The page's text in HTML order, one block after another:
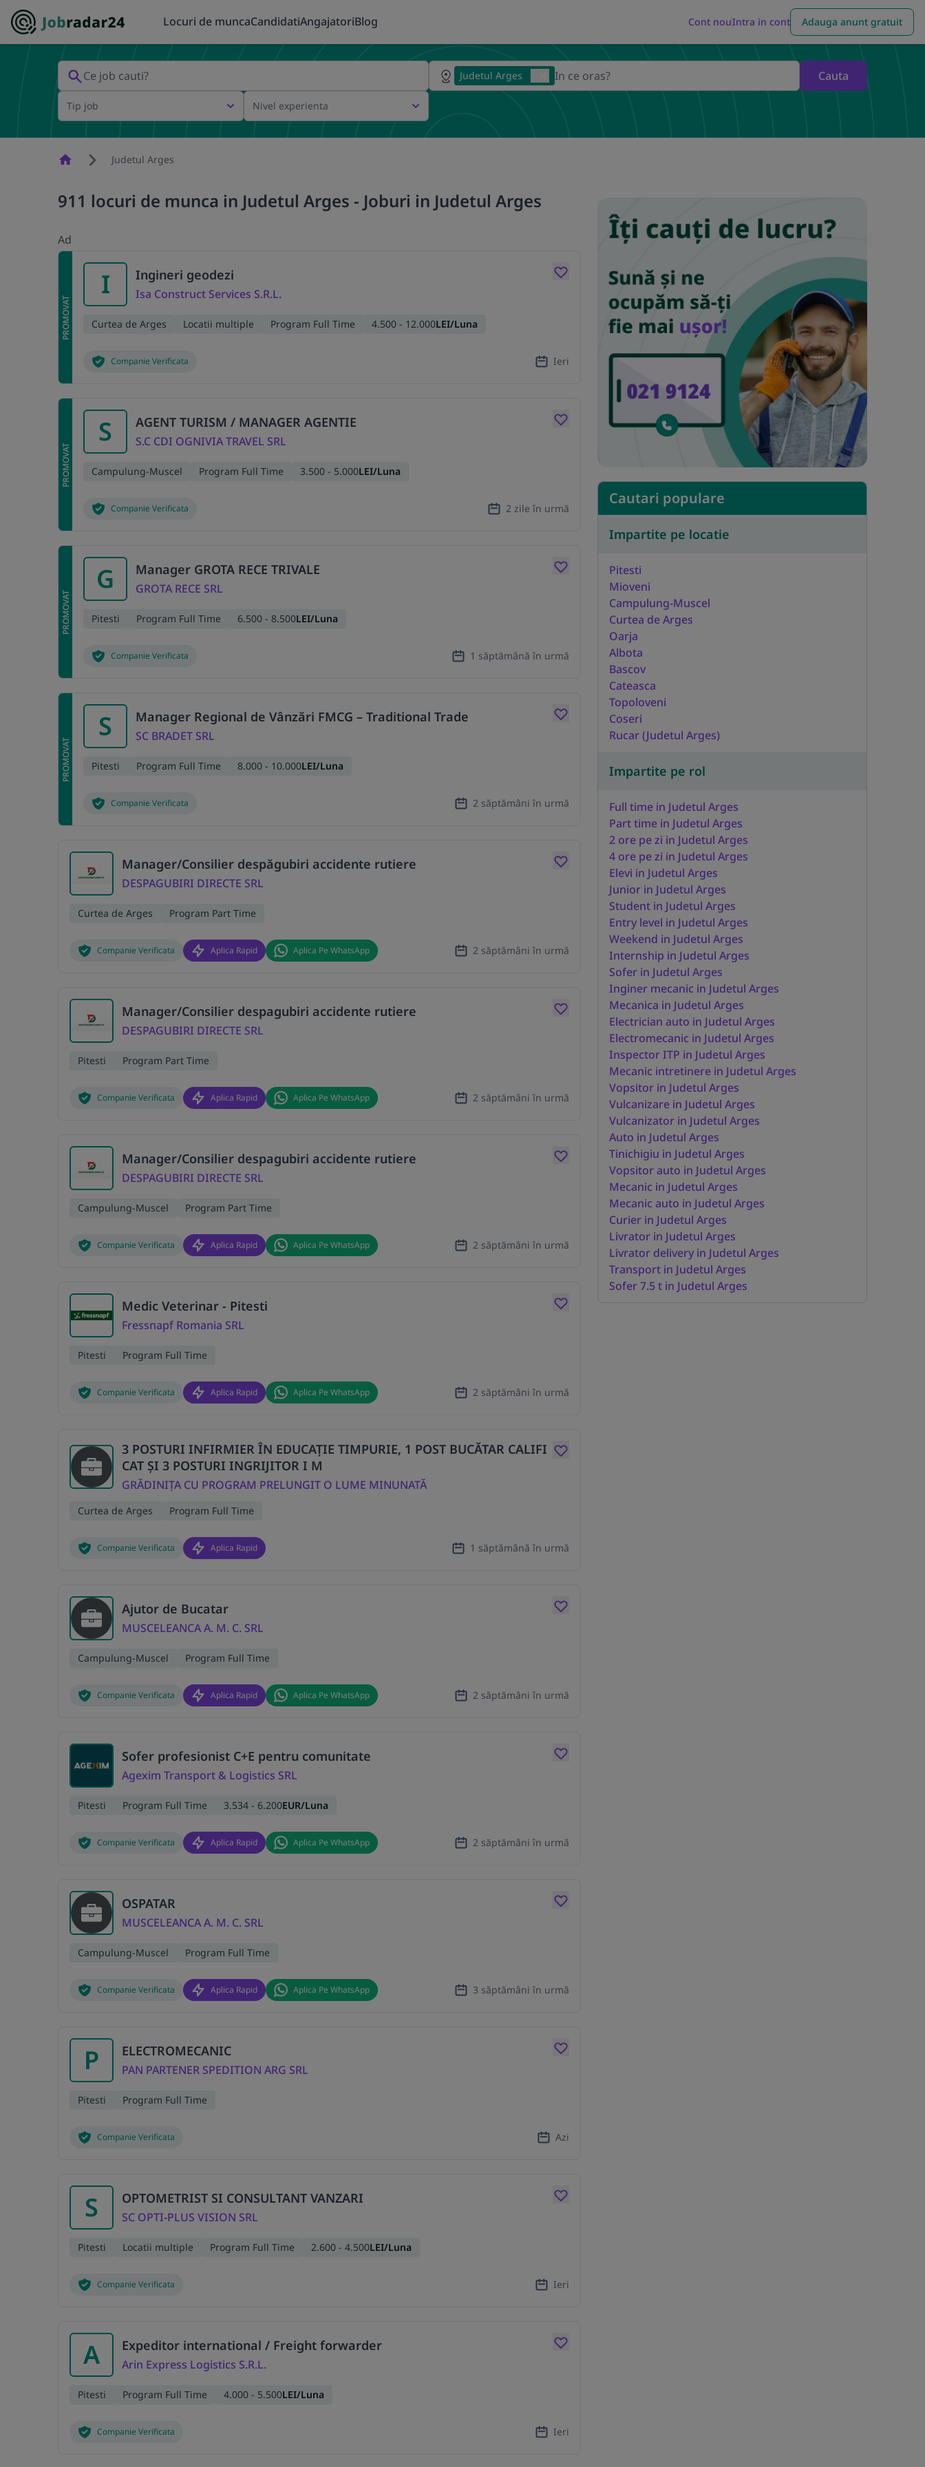
Locuri de muncaCandidatiAngajatoriBlog Cont nouIntra in cont Adauga anunt gratuit
Judetul Arges Cauta
Tip job Nivel experienta
HomepageJudetul Arges
911 locuri de munca in Judetul Arges - Joburi in Judetul Arges
Ad
PROMOVAT
I Ingineri geodezi
Isa Construct Services S.R.L.
Curtea de Arges Locatii multiple Program Full Time 4.500 - 12.000LEI/Luna
Companie Verificata Ieri
PROMOVAT
S AGENT TURISM / MANAGER AGENTIE
S.C CDI OGNIVIA TRAVEL SRL
Campulung-Muscel Program Full Time 3.500 - 5.000LEI/Luna
Companie Verificata 2 zile în urmă
PROMOVAT
G Manager GROTA RECE TRIVALE
GROTA RECE SRL
Pitesti Program Full Time 6.500 - 8.500LEI/Luna
Companie Verificata 1 săptămână în urmă
PROMOVAT
S Manager Regional de Vânzări FMCG – Traditional Trade
SC BRADET SRL
Pitesti Program Full Time 8.000 - 10.000LEI/Luna
Companie Verificata 2 săptămâni în urmă
Manager/Consilier despăgubiri accidente rutiere
DESPAGUBIRI DIRECTE SRL
Curtea de Arges Program Part Time
Companie Verificata Aplica Rapid Aplica Pe WhatsApp 2 săptămâni în urmă
Manager/Consilier despagubiri accidente rutiere
DESPAGUBIRI DIRECTE SRL
Pitesti Program Part Time
Companie Verificata Aplica Rapid Aplica Pe WhatsApp 2 săptămâni în urmă
Manager/Consilier despagubiri accidente rutiere
DESPAGUBIRI DIRECTE SRL
Campulung-Muscel Program Part Time
Companie Verificata Aplica Rapid Aplica Pe WhatsApp 2 săptămâni în urmă
Medic Veterinar - Pitesti
Fressnapf Romania SRL
Pitesti Program Full Time
Companie Verificata Aplica Rapid Aplica Pe WhatsApp 2 săptămâni în urmă
3 POSTURI INFIRMIER ÎN EDUCAȚIE TIMPURIE, 1 POST BUCĂTAR CALIFI
CAT ȘI 3 POSTURI INGRIJITOR I M
GRĂDINIȚA CU PROGRAM PRELUNGIT O LUME MINUNATĂ
Curtea de Arges Program Full Time
Companie Verificata Aplica Rapid 1 săptămână în urmă
Ajutor de Bucatar
MUSCELEANCA A. M. C. SRL
Campulung-Muscel Program Full Time
Companie Verificata Aplica Rapid Aplica Pe WhatsApp 2 săptămâni în urmă
Sofer profesionist C+E pentru comunitate
Agexim Transport & Logistics SRL
Pitesti Program Full Time 3.534 - 6.200EUR/Luna
Companie Verificata Aplica Rapid Aplica Pe WhatsApp 2 săptămâni în urmă
OSPATAR
MUSCELEANCA A. M. C. SRL
Campulung-Muscel Program Full Time
Companie Verificata Aplica Rapid Aplica Pe WhatsApp 3 săptămâni în urmă
P ELECTROMECANIC
PAN PARTENER SPEDITION ARG SRL
Pitesti Program Full Time
Companie Verificata Azi
S OPTOMETRIST SI CONSULTANT VANZARI
SC OPTI-PLUS VISION SRL
Pitesti Locatii multiple Program Full Time 2.600 - 4.500LEI/Luna
Companie Verificata Ieri
A Expeditor international / Freight forwarder
Arin Express Logistics S.R.L.
Pitesti Program Full Time 4.000 - 5.500LEI/Luna
Companie Verificata Ieri
Cautari populare
Impartite pe locatie
Pitesti
Mioveni
Campulung-Muscel
Curtea de Arges
Oarja
Albota
Bascov
Cateasca
Topoloveni
Coseri
Rucar (Judetul Arges)
Impartite pe rol
Full time in Judetul Arges
Part time in Judetul Arges
2 ore pe zi in Judetul Arges
4 ore pe zi in Judetul Arges
Elevi in Judetul Arges
Junior in Judetul Arges
Student in Judetul Arges
Entry level in Judetul Arges
Weekend in Judetul Arges
Internship in Judetul Arges
Sofer in Judetul Arges
Inginer mecanic in Judetul Arges
Mecanica in Judetul Arges
Electrician auto in Judetul Arges
Electromecanic in Judetul Arges
Inspector ITP in Judetul Arges
Mecanic intretinere in Judetul Arges
Vopsitor in Judetul Arges
Vulcanizare in Judetul Arges
Vulcanizator in Judetul Arges
Auto in Judetul Arges
Tinichigiu in Judetul Arges
Vopsitor auto in Judetul Arges
Mecanic in Judetul Arges
Mecanic auto in Judetul Arges
Curier in Judetul Arges
Livrator in Judetul Arges
Livrator delivery in Judetul Arges
Transport in Judetul Arges
Sofer 7.5 t in Judetul Arges